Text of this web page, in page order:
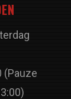
(Pauze